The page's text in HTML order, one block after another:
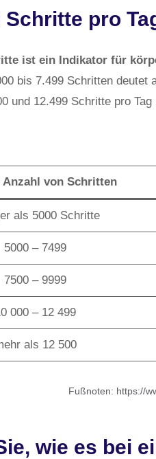
Schritte pro
ist ein Indikator für
bis 7.499 Schritten
und 12.499 Schritte pro
Anzahl von Schritten
als 5000 Schritte
5000 – 7499
7500 – 9999
000 – 12 499
als 12 500
Fußnoten: https://
wie es bei